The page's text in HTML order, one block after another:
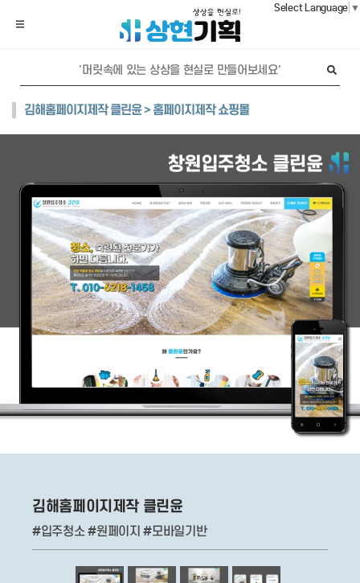
Select Language ▼
김해홈페이지제작 클린윤 > 홈페이지제작 쇼핑몰
김해홈페이지제작 클린윤
#입주청소 #원페이지 #모바일기반